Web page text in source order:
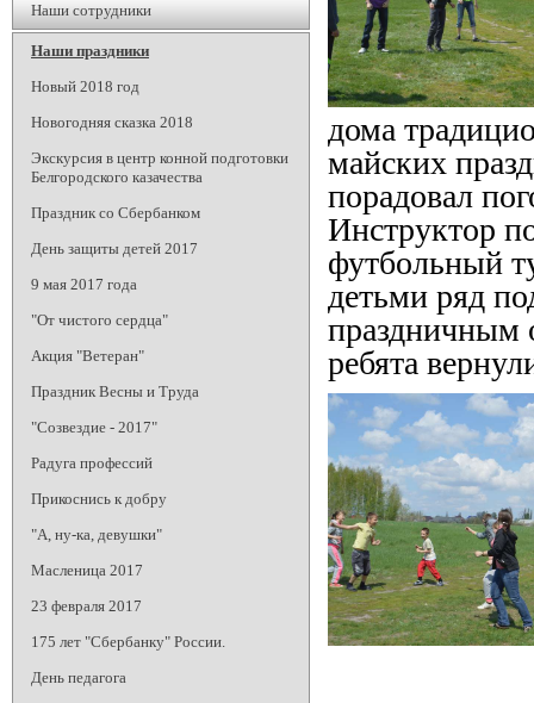
Наши сотрудники
Наши праздники
Новый 2018 год
Новогодняя сказка 2018
Экскурсия в центр конной подготовки
Белгородского казачества
Праздник со Сбербанком
День защиты детей 2017
9 мая 2017 года
"От чистого сердца"
Акция "Ветеран"
Праздник Весны и Труда
"Созвездие - 2017"
Радуга профессий
Прикоснись к добру
"А, ну-ка, девушки"
Масленица 2017
23 февраля 2017
175 лет "Сбербанку" России.
День педагога
дома
майских
порадовал
Инструктор
футбольный
детьми ряд
праздничным
ребята